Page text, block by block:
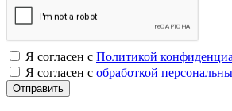
Я согласен с Политикой
Я согласен с обработкой